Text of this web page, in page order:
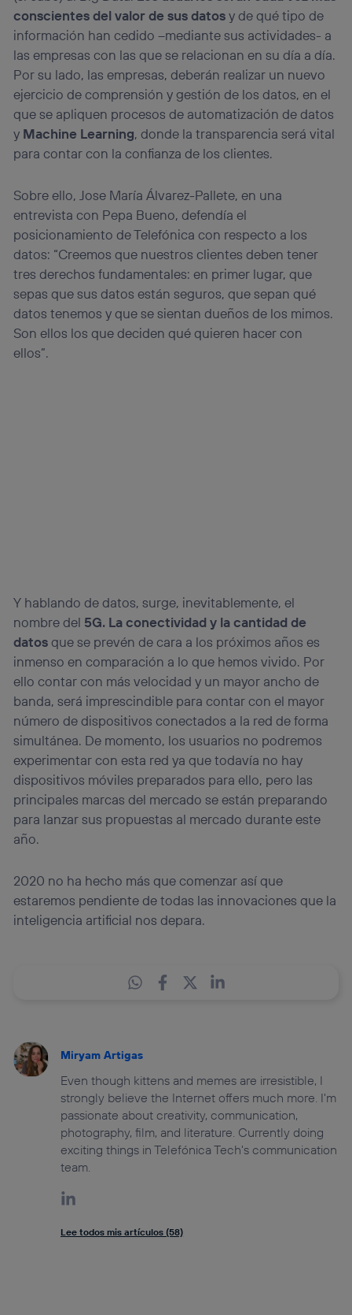
conscientes del valor de sus datosy de qué tipo de
información han cedido –mediante sus actividades- a
las empresas con las que se relacionan en su día a día.
Por su lado, las empresas, deberán realizar un nuevo
ejercicio de comprensión y gestión de los datos, en el
que se apliquen procesos de automatización de datos
y Machine Learning, donde la transparencia será vital
para contar con la confianza de los clientes.
Sobre ello, Jose María Álvarez-Pallete, en una
entrevista con Pepa Bueno, defendía el
posicionamiento de Telefónica con respecto a los
datos: “Creemos que nuestros clientes deben tener
tres derechos fundamentales: en primer lugar, que
sepas que sus datos están seguros, que sepan qué
datos tenemos y que se sientan dueños de los mimos.
Son ellos los que deciden qué quieren hacer con
ellos”.
Y hablando de datos, surge, inevitablemente, el
nombre del 5G. La conectividad y la cantidad de
datosque se prevén de cara a los próximos años es
inmenso en comparación a lo que hemos vivido. Por
ello contar con más velocidad y un mayor ancho de
banda, será imprescindible para contar con el mayor
número de dispositivos conectados a la red de forma
simultánea. De momento, los usuarios no podremos
experimentar con esta red ya que todavía no hay
dispositivos móviles preparados para ello, pero las
principales marcas del mercado se están preparando
para lanzar sus propuestas al mercado durante este
año.
2020 no ha hecho más que comenzar así que
estaremos pendiente de todas las innovaciones que la
inteligencia artificial nos depara.
Miryam Artigas
Even though kittens and memes are irresistible, I
strongly believe the Internet offers much more. I'm
passionate about creativity, communication,
photography, film, and literature. Currently doing
exciting things in Telefónica Tech's communication
team.
Lee todos mis artículos (58)